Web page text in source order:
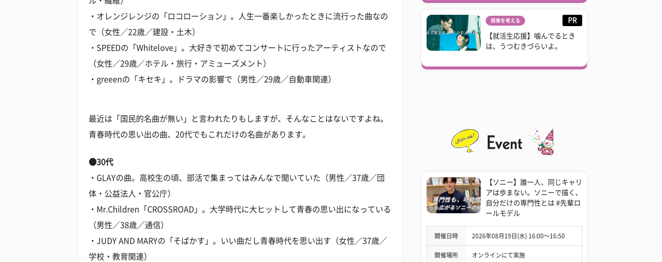
・オレンジレンジの「ロコローション」。人生一番楽しかったときに流行った曲なの
で（女性／22歳／建設・土木）
・SPEEDの「Whitelove」。大好きで初めてコンサートに行ったアーティストなので
（女性／29歳／ホテル・旅行・アミューズメント）
・greeenの「キセキ」。ドラマの影響で（男性／29歳／自動車関連）
最近は「国民的名曲が無い」と言われたりもしますが、そんなことはないですよね。
青春時代の思い出の曲、20代でもこれだけの名曲があります。
●30代
・GLAYの曲。高校生の頃、部活で集まってはみんなで聞いていた（男性／37歳／団
体・公益法人・官公庁）
・Mr.Children「CROSSROAD」。大学時代に大ヒットして青春の思い出になっている
（男性／38歳／通信）
・JUDY AND MARYの「そばかす」。いい曲だし青春時代を思い出す（女性／37歳／
学校・教育関連）
将来を考える PR
【就活生応援】噛んでるとき
は、うつむきづらいよ。
【ソニー】誰一人、同じキャリ
アは歩まない。ソニーで描く、
自分だけの専門性とは #先輩ロ
ールモデル
開催日時 2026年08月19日(水) 16:00〜16:50
開催場所 オンラインにて実施